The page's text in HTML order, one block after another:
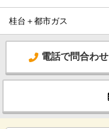
桂台＋都市ガス
電話で問合わせ